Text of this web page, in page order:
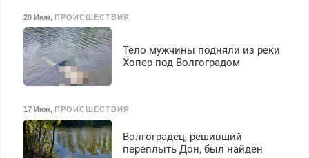
20 Июн, ПРОИСШЕСТВИЯ
Тело мужчины подняли из реки
Хопер под Волгоградом
17 Июн, ПРОИСШЕСТВИЯ
Волгоградец, решивший
переплыть Дон, был найден